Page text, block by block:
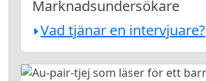
Marknadsundersökare
Vad tjänar en intervjuare?